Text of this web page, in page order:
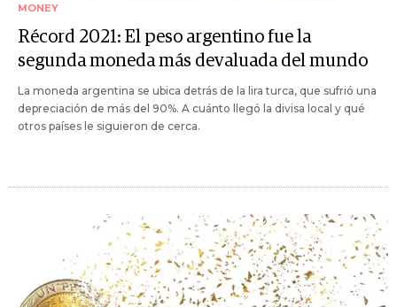
MONEY
Récord 2021: El peso argentino fue la
segunda moneda más devaluada del mundo
La moneda argentina se ubica detrás de la lira turca, que sufrió una
depreciación de más del 90%. A cuánto llegó la divisa local y qué
otros países le siguieron de cerca.